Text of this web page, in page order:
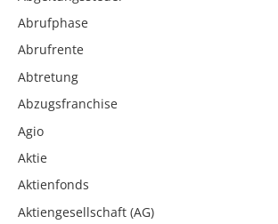
Abrufphase
Abrufrente
Abtretung
Abzugsfranchise
Agio
Aktie
Aktienfonds
Aktiengesellschaft (AG)